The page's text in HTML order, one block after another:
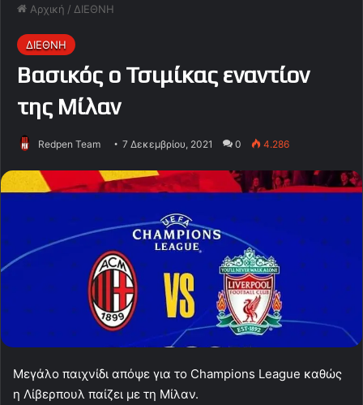
Αρχική / ΔΙΕΘΝΗ
ΔΙΕΘΝΗ
Βασικός ο Τσιμίκας εναντίον
της Μίλαν
Redpen Team 7 Δεκεμβρίου, 2021 0 4.286
Μεγάλο παιχνίδι απόψε για το Champions League καθώς
η Λίβερπουλ παίζει με τη Μίλαν.